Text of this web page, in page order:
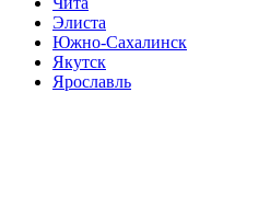
Элиста
Южно-Сахалинск
Якутск
Ярославль